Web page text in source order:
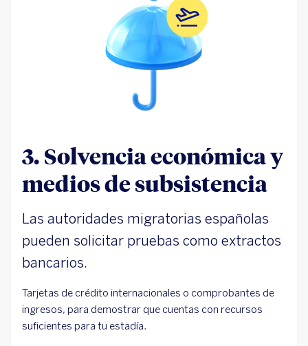
3. Solvencia económica y
medios de subsistencia
Las autoridades migratorias españolas
pueden solicitar pruebas como extractos
bancarios.
Tarjetas de crédito internacionales o comprobantes de
ingresos, para demostrar que cuentas con recursos
suficientes para tu estadía.